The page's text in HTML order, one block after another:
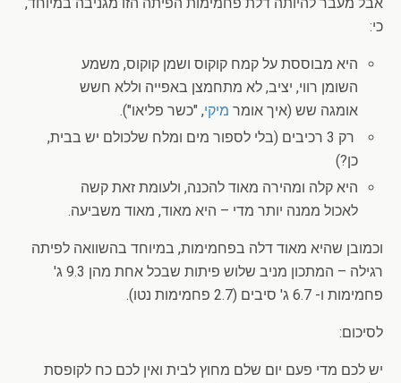
כי:
היא מבוססת על קמח קוקוס ושמן קוקוס, משמע
השומן רווי, יציב, לא מתחמצן באפייה וללא חשש
אומגה שש (איך אומר מיקי, "כשר פליאו").
רק 3 רכיבים (בלי לספור מים ומלח שלכולם יש בבית,
כן?)
היא קלה ומהירה מאוד להכנה, ולעומת זאת קשה
לאכול ממנה יותר מדי – היא מאוד, מאוד משביעה.
וכמובן שהיא מאוד דלה בפחמימות, במיוחד בהשוואה לפיתה
רגילה – המתכון מניב שלוש פיתות שבכל אחת מהן 9.3 ג'
פחמימות ו- 6.7 ג' סיבים (2.7 פחמימות נטו).
לסיכום:
יש לכם מדי פעם יום שלם מחוץ לבית ואין לכם כח לקופסת